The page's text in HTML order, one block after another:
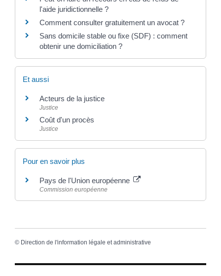
l'aide juridictionnelle ?
Comment consulter gratuitement un avocat ?
Sans domicile stable ou fixe (SDF) : comment
obtenir une domiciliation ?
Et aussi
Acteurs de la justice
Justice
Coût d'un procès
Justice
Pour en savoir plus
Pays de l'Union européenne
Commission européenne
© Direction de l'information légale et administrative